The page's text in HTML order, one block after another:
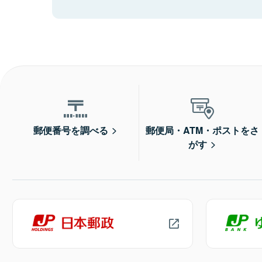
郵便番号を調べる
郵便局・ATM・ポストをさ
がす